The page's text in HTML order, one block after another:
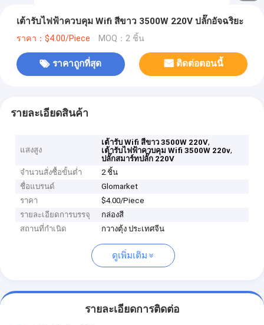
เต้ารับไฟฟ้าควบคุม Wifi สีขาว 3500W 220V ปลั๊กอัจฉริยะ
ราคา：$4.00/Piece MOQ：2 ชิ้น
ราคาถูกที่สุด ติดต่อตอนนี้
รายละเอียดสินค้า
แสงสูง
เต้ารับ Wifi สีขาว 3500W 220V,
เต้ารับไฟฟ้าควบคุม Wifi 3500W 220v,
ปลั๊กสมาร์ทปลั๊ก 220V
จำนวนสั่งซื้อขั้นต่ำ
2 ชิ้น
ชื่อแบรนด์
Glomarket
ราคา
$4.00/Piece
รายละเอียดการบรรจุ
กล่องสี
สถานที่กำเนิด
กวางตุ้ง ประเทศจีน
ดูเพิ่มเติม
รายละเอียดการติดต่อ